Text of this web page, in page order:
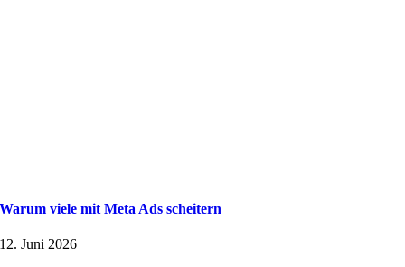
Warum viele mit Meta Ads scheitern
12. Juni 2026